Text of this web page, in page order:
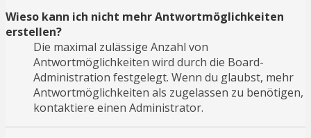
Wieso kann ich nicht mehr Antwortmöglichkeiten
erstellen?
Die maximal zulässige Anzahl von
Antwortmöglichkeiten wird durch die Board-
Administration festgelegt. Wenn du glaubst, mehr
Antwortmöglichkeiten als zugelassen zu benötigen,
kontaktiere einen Administrator.